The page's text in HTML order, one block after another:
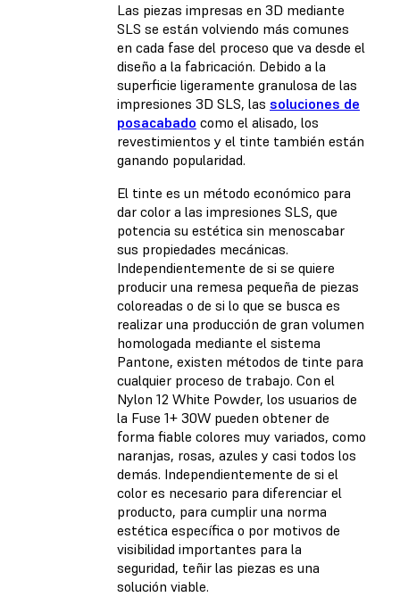
Las piezas impresas en 3D mediante
SLS se están volviendo más comunes
en cada fase del proceso que va desde el
diseño a la fabricación. Debido a la
superficie ligeramente granulosa de las
impresiones 3D SLS, las soluciones de
posacabado como el alisado, los
revestimientos y el tinte también están
ganando popularidad.
El tinte es un método económico para
dar color a las impresiones SLS, que
potencia su estética sin menoscabar
sus propiedades mecánicas.
Independientemente de si se quiere
producir una remesa pequeña de piezas
coloreadas o de si lo que se busca es
realizar una producción de gran volumen
homologada mediante el sistema
Pantone, existen métodos de tinte para
cualquier proceso de trabajo. Con el
Nylon 12 White Powder, los usuarios de
la Fuse 1+ 30W pueden obtener de
forma fiable colores muy variados, como
naranjas, rosas, azules y casi todos los
demás. Independientemente de si el
color es necesario para diferenciar el
producto, para cumplir una norma
estética específica o por motivos de
visibilidad importantes para la
seguridad, teñir las piezas es una
solución viable.